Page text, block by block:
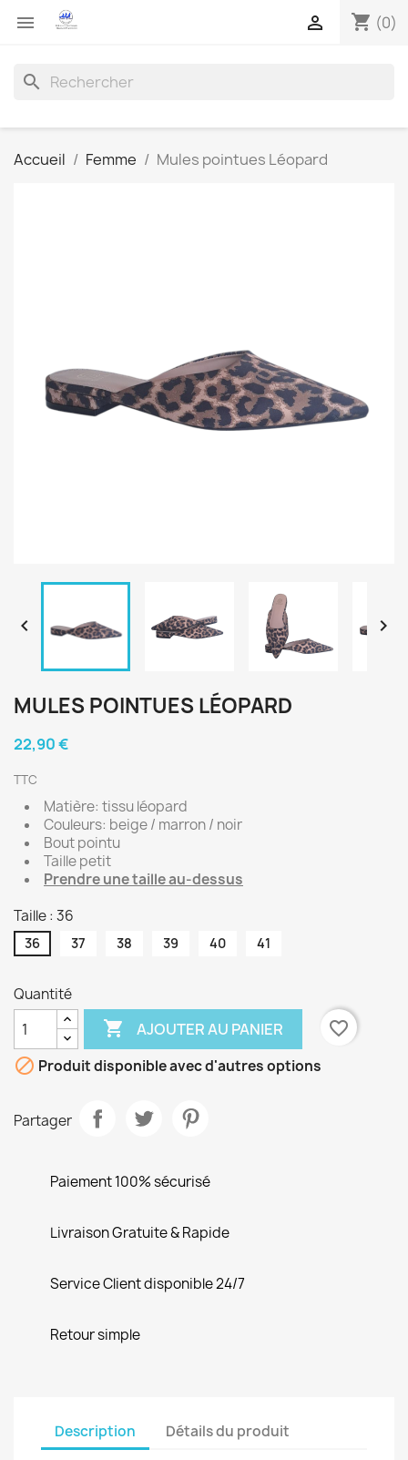
 shopping_cart (0)

search
Accueil Femme Mules pointues Léopard
 
MULES POINTUES LÉOPARD
22,90 €
TTC
Matière: tissu léopard
Couleurs: beige / marron / noir
Bout pointu
Taille petit
Prendre une taille au-dessus
Taille : 36
36 37 38 39 40 41
Quantité
 AJOUTER AU PANIER
favorite_border
 Produit disponible avec d'autres options
Partager
Paiement 100% sécurisé
Livraison Gratuite & Rapide
Service Client disponible 24/7
Retour simple
Description Détails du produit